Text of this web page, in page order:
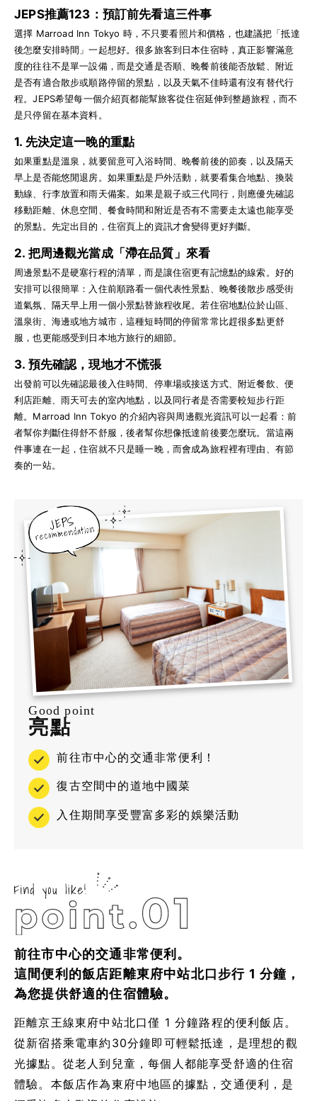
JEPS推薦123：預訂前先看這三件事
選擇 Marroad Inn Tokyo 時，不只要看照片和價格，也建議把「抵達
後怎麼安排時間」一起想好。很多旅客到日本住宿時，真正影響滿意
度的往往不是單一設備，而是交通是否順、晚餐前後能否放鬆、附近
是否有適合散步或順路停留的景點，以及天氣不佳時還有沒有替代行
程。JEPS希望每一個介紹頁都能幫旅客從住宿延伸到整趟旅程，而不
是只停留在基本資料。
1. 先決定這一晚的重點
如果重點是溫泉，就要留意可入浴時間、晚餐前後的節奏，以及隔天
早上是否能悠閒退房。如果重點是戶外活動，就要看集合地點、換裝
動線、行李放置和雨天備案。如果是親子或三代同行，則應優先確認
移動距離、休息空間、餐食時間和附近是否有不需要走太遠也能享受
的景點。先定出目的，住宿頁上的資訊才會變得更好判斷。
2. 把周邊觀光當成「滯在品質」來看
周邊景點不是硬塞行程的清單，而是讓住宿更有記憶點的線索。好的
安排可以很簡單：入住前順路看一個代表性景點、晚餐後散步感受街
道氣氛、隔天早上用一個小景點替旅程收尾。若住宿地點位於山區、
溫泉街、海邊或地方城市，這種短時間的停留常常比趕很多點更舒
服，也更能感受到日本地方旅行的細節。
3. 預先確認，現地才不慌張
出發前可以先確認最後入住時間、停車場或接送方式、附近餐飲、便
利店距離、雨天可去的室內地點，以及同行者是否需要較短步行距
離。Marroad Inn Tokyo 的介紹內容與周邊觀光資訊可以一起看：前
者幫你判斷住得舒不舒服，後者幫你想像抵達前後要怎麼玩。當這兩
件事連在一起，住宿就不只是睡一晚，而會成為旅程裡有理由、有節
奏的一站。
Good point
亮點
前往市中心的交通非常便利！
復古空間中的道地中國菜
入住期間享受豐富多彩的娛樂活動
前往市中心的交通非常便利。
這間便利的飯店距離東府中站北口步行 1 分鐘，
為您提供舒適的住宿體驗。
距離京王線東府中站北口僅 1 分鐘路程的便利飯店。
從新宿搭乘電車約30分鐘即可輕鬆抵達，是理想的觀
光據點。從老人到兒童，每個人都能享受舒適的住宿
體驗。本飯店作為東府中地區的據點，交通便利，是